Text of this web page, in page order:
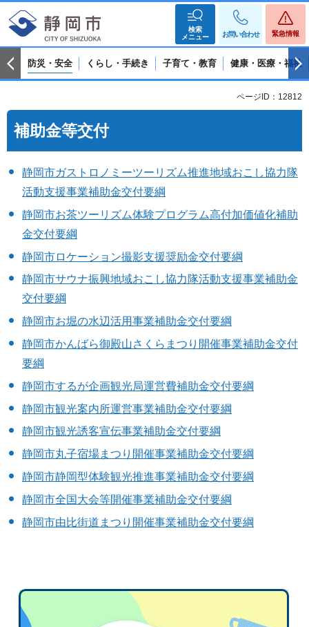
検索
メニュー
お問い合わせ 緊急情報
防災・安全 くらし・手続き 子育て・教育 健康・医療・福祉
ページID：12812
補助金等交付
静岡市ガストロノミーツーリズム推進地域おこし協力隊
活動支援事業補助金交付要綱
静岡市お茶ツーリズム体験プログラム高付加価値化補助
金交付要綱
静岡市ロケーション撮影支援奨励金交付要綱
静岡市サウナ振興地域おこし協力隊活動支援事業補助金
交付要綱
静岡市お堀の水辺活用事業補助金交付要綱
静岡市かんばら御殿山さくらまつり開催事業補助金交付
要綱
静岡市するが企画観光局運営費補助金交付要綱
静岡市観光案内所運営事業補助金交付要綱
静岡市観光誘客宣伝事業補助金交付要綱
静岡市丸子宿場まつり開催事業補助金交付要綱
静岡市静岡型体験観光推進事業補助金交付要綱
静岡市全国大会等開催事業補助金交付要綱
静岡市由比街道まつり開催事業補助金交付要綱